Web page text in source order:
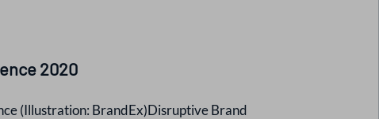
2020
(Illustration: BrandEx)Disruptive Brand